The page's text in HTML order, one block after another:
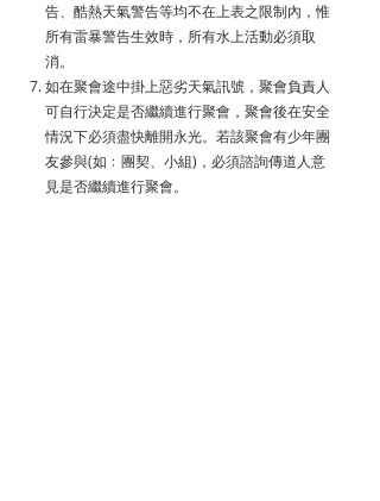
告、酷熱天氣警告等均不在上表之限制內，惟
所有雷暴警告生效時，所有水上活動必須取
消。
如在聚會途中掛上惡劣天氣訊號，聚會負責人
可自行決定是否繼續進行聚會，聚會後在安全
情況下必須盡快離開永光。若該聚會有少年團
友參與(如﹕團契、小組)，必須諮詢傳道人意
見是否繼續進行聚會。